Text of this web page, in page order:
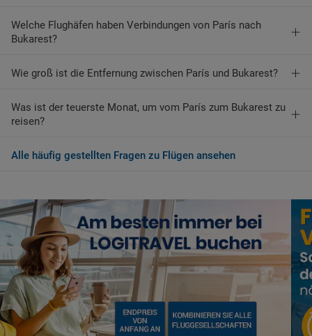
Welche Flughäfen haben Verbindungen von París nach
Bukarest?
Wie groß ist die Entfernung zwischen París und Bukarest?
Was ist der teuerste Monat, um vom París zum Bukarest zu
reisen?
Alle häufig gestellten Fragen zu Flügen ansehen